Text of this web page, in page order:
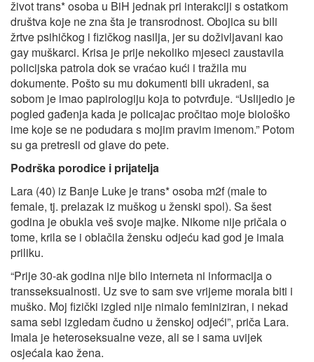
život trans* osoba u BiH jednak pri interakciji s ostatkom
društva koje ne zna šta je transrodnost. Obojica su bili
žrtve psihičkog i fizičkog nasilja, jer su doživljavani kao
gay muškarci. Krisa je prije nekoliko mjeseci zaustavila
policijska patrola dok se vraćao kući i tražila mu
dokumente. Pošto su mu dokumenti bili ukradeni, sa
sobom je imao papirologiju koja to potvrđuje. “Uslijedio je
pogled gađenja kada je policajac pročitao moje biološko
ime koje se ne podudara s mojim pravim imenom.” Potom
su ga pretresli od glave do pete.
Podrška porodice i prijatelja
Lara (40) iz Banje Luke je trans* osoba m2f (male to
female, tj. prelazak iz muškog u ženski spol). Sa šest
godina je obukla veš svoje majke. Nikome nije pričala o
tome, krila se i oblačila žensku odjeću kad god je imala
priliku.
“Prije 30-ak godina nije bilo interneta ni informacija o
transseksualnosti. Uz sve to sam sve vrijeme morala biti i
muško. Moj fizički izgled nije nimalo feminiziran, i nekad
sama sebi izgledam čudno u ženskoj odjeći”, priča Lara.
Imala je heteroseksualne veze, ali se i sama uvijek
osjećala kao žena.